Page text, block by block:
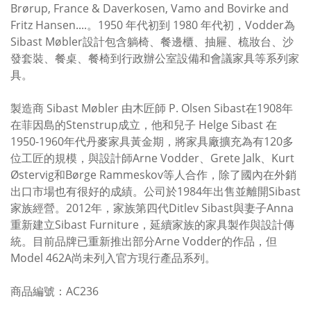
Brørup, France & Daverkosen, Vamo and Bovirke and
Fritz Hansen....。1950 年代初到 1980 年代初，Vodder為
Sibast Møbler設計包含躺椅、餐邊櫃、抽屜、梳妝台、沙
發套裝、餐桌、餐椅到行政辦公室設備和會議家具等系列家
具。
製造商 Sibast Møbler 由木匠師 P. Olsen Sibast在1908年
在菲因島的Stenstrup成立，他和兒子 Helge Sibast 在
1950-1960年代丹麥家具黃金期，將家具廠擴充為有120多
位工匠的規模，與設計師Arne Vodder、Grete Jalk、Kurt
Østervig和Børge Rammeskov等人合作，除了國內在外銷
出口市場也有很好的成績。公司於1984年出售並離開Sibast
家族經營。2012年，家族第四代Ditlev Sibast與妻子Anna
重新建立Sibast Furniture，延續家族的家具製作與設計傳
統。目前品牌已重新推出部分Arne Vodder的作品，但
Model 462A尚未列入官方現行產品系列。
商品編號：AC236